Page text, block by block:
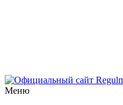
Меню